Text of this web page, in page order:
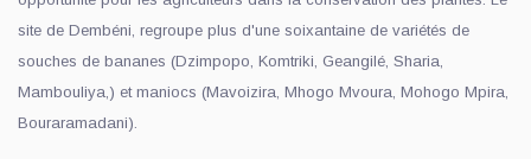
site de Dembéni, regroupe plus d'une soixantaine de variétés de
souches de bananes (Dzimpopo, Komtriki, Geangilé, Sharia,
Mambouliya,) et maniocs (Mavoizira, Mhogo Mvoura, Mohogo Mpira,
Bouraramadani).